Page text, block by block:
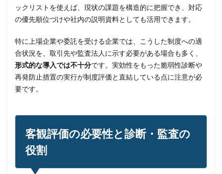
ックリストを使えば、現状の課題を構造的に把握でき、対応
の優先順位づけや社内の説明資料としても活用できます。
特に上場企業や委託を受ける企業では、こうした制度への適
合状況を、取引先や監査法人に示す必要がある場合も多く、
形式的な導入では不十分です。実効性をもった脆弱性診断や
再発防止措置の実行が制度評価と直結している点に注意が必
要です。
客観評価の必要性と診断・監査の
役割